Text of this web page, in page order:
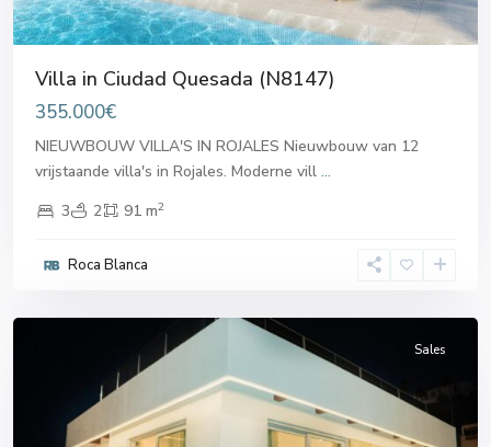
Villa in Ciudad Quesada (N8147)
355.000€
NIEUWBOUW VILLA'S IN ROJALES Nieuwbouw van 12
vrijstaande villa's in Rojales. Moderne vill ...
3
2 91 m2
Roca Blanca
Ciudad
Sales